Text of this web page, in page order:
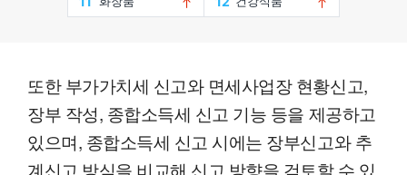
또한 부가가치세 신고와 면세사업장 현황신고,
장부 작성, 종합소득세 신고 기능 등을 제공하고
있으며, 종합소득세 신고 시에는 장부신고와 추
계신고 방식을 비교해 신고 방향을 검토할 수 있